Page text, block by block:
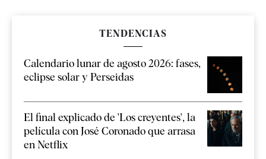
TENDENCIAS
Calendario lunar de agosto 2026: fases,
eclipse solar y Perseidas
El final explicado de 'Los creyentes', la
película con José Coronado que arrasa
en Netflix